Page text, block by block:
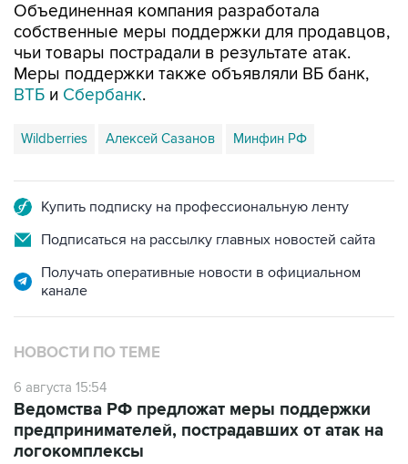
Объединенная компания разработала
собственные меры поддержки для продавцов,
чьи товары пострадали в результате атак.
Меры поддержки также объявляли ВБ банк,
ВТБ и Сбербанк.
Wildberries Алексей Сазанов Минфин РФ
Купить подписку на профессиональную ленту
Подписаться на рассылку главных новостей сайта
Получать оперативные новости в официальном
канале
НОВОСТИ ПО ТЕМЕ
6 августа 15:54
Ведомства РФ предложат меры поддержки
предпринимателей, пострадавших от атак на
логокомплексы